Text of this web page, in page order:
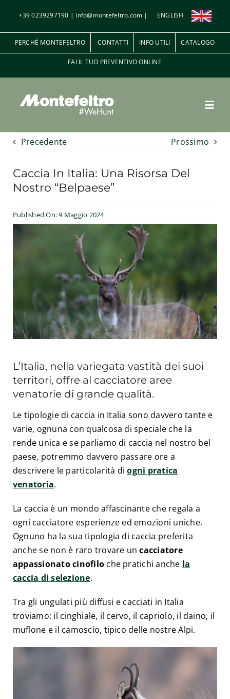
contenuto
+39 0239297190 | info@montefeltro.com | ENGLISH
PERCHÉ MONTEFELTRO CONTATTI INFO UTILI CATALOGO
FAI IL TUO PREVENTIVO ONLINE
Penna e Piuma
A palla
Le riserve di caccia
Blog
Precedente Prossimo
Caccia In Italia: Una Risorsa Del
Nostro “Belpaese”
Published On: 9 Maggio 2024
L’Italia, nella variegata vastità dei suoi
territori, offre al cacciatore aree
venatorie di grande qualità.
Le tipologie di caccia in Italia sono davvero tante e
varie, ognuna con qualcosa di speciale che la
rende unica e se parliamo di caccia nel nostro bel
paese, potremmo davvero passare ore a
descrivere le particolarità diogni pratica
venatoria.
La caccia è un mondo affascinante che regala a
ogni cacciatore esperienze ed emozioni uniche.
Ognuno ha la sua tipologia di caccia preferita
anche se non è raro trovare uncacciatore
appassionato cinofilo che pratichi anche la
caccia di selezione.
Tra gli ungulati più diffusi e cacciati in Italia
troviamo: il cinghiale, il cervo, il capriolo, il daino, il
muflone e il camoscio, tipico delle nostre Alpi.